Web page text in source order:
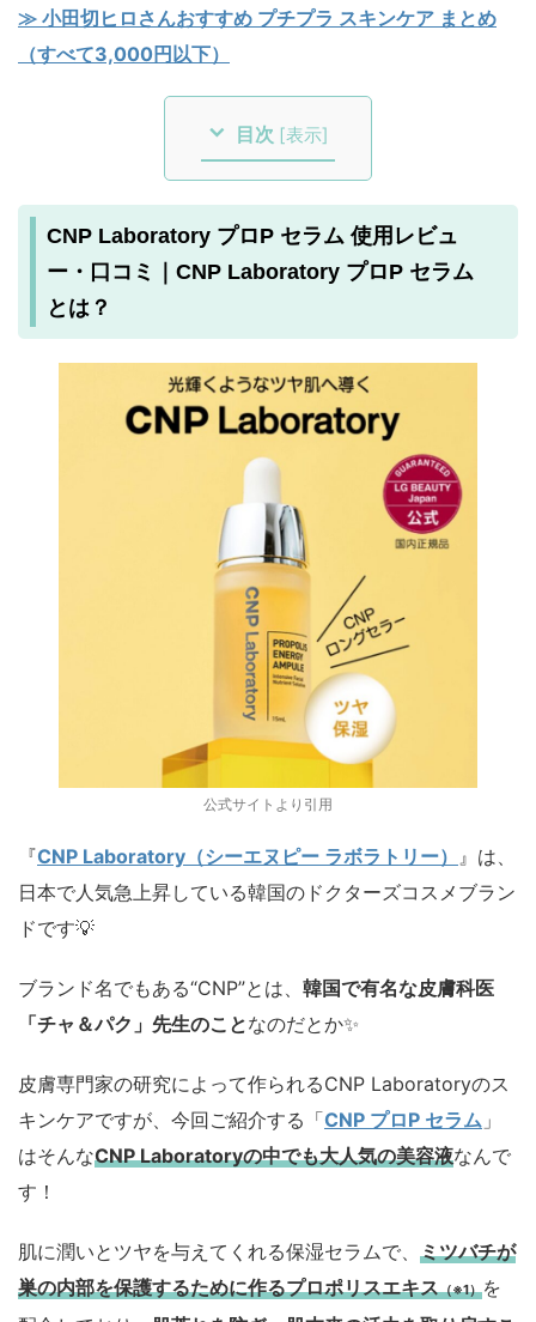
≫ 小田切ヒロさんおすすめ プチプラ スキンケア まとめ
（すべて3,000円以下）
目次 [表示]
CNP Laboratory プロP セラム 使用レビュ
ー・口コミ｜CNP Laboratory プロP セラム
とは？
公式サイトより引用
『CNP Laboratory（シーエヌピー ラボラトリー） 』は、
日本で人気急上昇している韓国のドクターズコスメブラン
ドです💡
ブランド名でもある“CNP”とは、 韓国で有名な皮膚科医
「チャ＆パク」先生のことなのだとか✨
皮膚専門家の研究によって作られるCNP Laboratoryのス
キンケアですが、今回ご紹介する「CNP プロP セラム 」
はそんなCNP Laboratoryの中でも大人気の美容液なんで
す！
肌に潤いとツヤを与えてくれる保湿セラムで、 ミツバチが
巣の内部を保護するために作るプロポリスエキス（※1）を